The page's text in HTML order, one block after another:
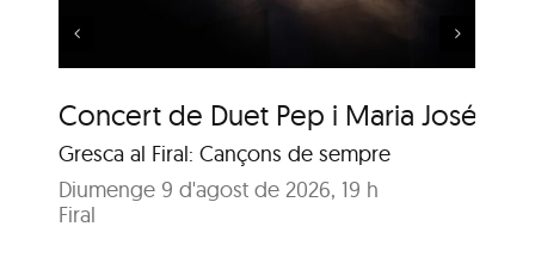
Concert de Duet Pep i Maria José
Gresca al Firal: Cançons de sempre
Diumenge 9 d'agost de 2026, 19 h
Firal